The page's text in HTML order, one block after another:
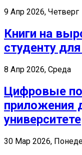
9 Апр 2026, Четверг
Книги на
студенту
8 Апр 2026, Среда
Цифровые
приложения
университете
30 Мар 2026,